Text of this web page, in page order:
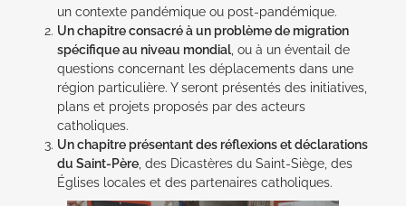
un contexte pandémique ou post-pandémique.
Un chapitre consacré à un problème de migration
spécifique au niveau mondial , ou à un éventail de
questions concernant les déplacements dans une
région particulière. Y seront présentés des initiatives,
plans et projets proposés par des acteurs
catholiques.
Un chapitre présentant des réflexions et déclarations
du Saint-Père , des Dicastères du Saint-Siège, des
Églises locales et des partenaires catholiques.